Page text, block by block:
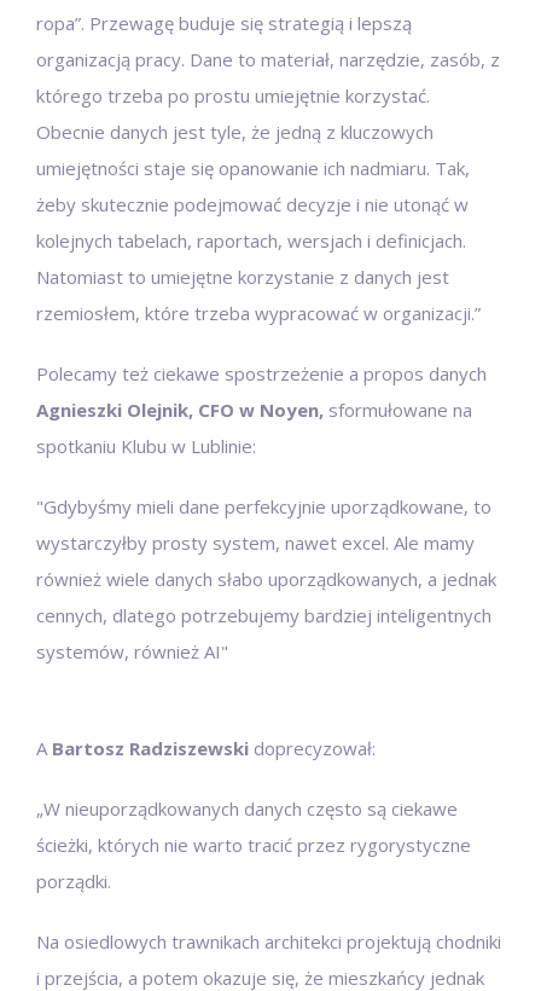
ropa”. Przewagę buduje się strategią i lepszą
organizacją pracy. Dane to materiał, narzędzie, zasób, z
którego trzeba po prostu umiejętnie korzystać.
Obecnie danych jest tyle, że jedną z kluczowych
umiejętności staje się opanowanie ich nadmiaru. Tak,
żeby skutecznie podejmować decyzje i nie utonąć w
kolejnych tabelach, raportach, wersjach i definicjach.
Natomiast to umiejętne korzystanie z danych jest
rzemiosłem, które trzeba wypracować w organizacji.”
Polecamy też ciekawe spostrzeżenie a propos danych
Agnieszki Olejnik, CFO w Noyen, sformułowane na
spotkaniu Klubu w Lublinie:
"Gdybyśmy mieli dane perfekcyjnie uporządkowane, to
wystarczyłby prosty system, nawet excel. Ale mamy
również wiele danych słabo uporządkowanych, a jednak
cennych, dlatego potrzebujemy bardziej inteligentnych
systemów, również AI"
A Bartosz Radziszewski doprecyzował:
„W nieuporządkowanych danych często są ciekawe
ścieżki, których nie warto tracić przez rygorystyczne
porządki.
Na osiedlowych trawnikach architekci projektują chodniki
i przejścia, a potem okazuje się, że mieszkańcy jednak